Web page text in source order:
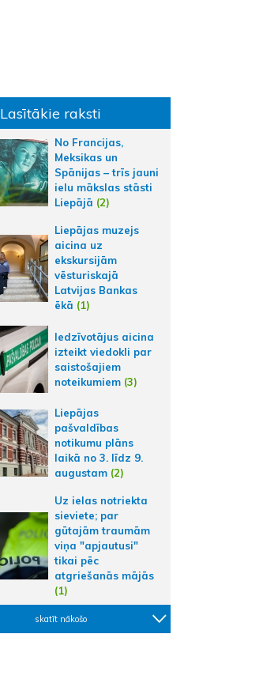
Lasītākie raksti
No Francijas,
Meksikas un
Spānijas – trīs jauni
ielu mākslas stāsti
Liepājā (2)
Liepājas muzejs
aicina uz
ekskursijām
vēsturiskajā
Latvijas Bankas
ēkā (1)
Iedzīvotājus aicina
izteikt viedokli par
saistošajiem
noteikumiem (3)
Liepājas
pašvaldības
notikumu plāns
laikā no 3. līdz 9.
augustam (2)
Uz ielas notriekta
sieviete; par
gūtajām traumām
viņa "apjautusi"
tikai pēc
atgriešanās mājās
(1)
skatīt nākošo